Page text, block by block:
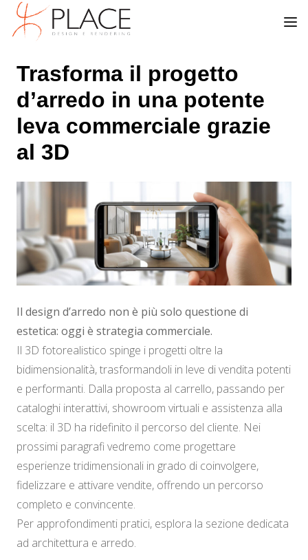
Trasforma il progetto
d’arredo in una potente
leva commerciale grazie
al 3D
Il design d’arredo non è più solo questione di
estetica: oggi è strategia commerciale.
Il 3D fotorealistico spinge i progetti oltre la
bidimensionalità, trasformandoli in leve di vendita potenti
e performanti. Dalla proposta al carrello, passando per
cataloghi interattivi, showroom virtuali e assistenza alla
scelta: il 3D ha ridefinito il percorso del cliente. Nei
prossimi paragrafi vedremo come progettare
esperienze tridimensionali in grado di coinvolgere,
fidelizzare e attivare vendite, offrendo un percorso
completo e convincente.
Per approfondimenti pratici, esplora la sezione dedicata
ad architettura e arredo.